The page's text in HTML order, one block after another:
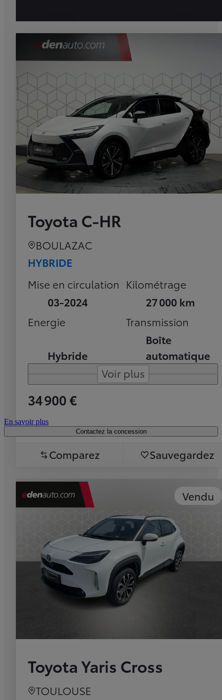
Toyota C-HR
BOULAZAC
HYBRIDE
Mise en circulation
03-2024
Kilométrage
27 000 km
Energie
Hybride
Transmission
Boîte
automatique
Voir plus
34 900 €
En savoir plus
Contactez la concession
Comparez Sauvegardez
Vendu
Toyota Yaris Cross
TOULOUSE